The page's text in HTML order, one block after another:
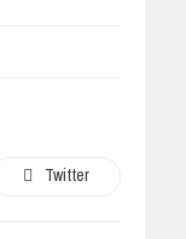
Twitter